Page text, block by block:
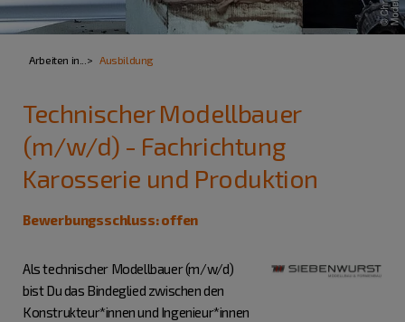
Arbeiten in... Ausbildung
Technischer Modellbauer
(m/w/d) - Fachrichtung
Karosserie und Produktion
Bewerbungsschluss: offen
Als technischer Modellbauer (m/w/d)
bist Du das Bindeglied zwischen den
Konstrukteur*innen und Ingenieur*innen